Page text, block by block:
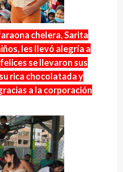
chelera, Sarita
les llevó alegría a
se llevaron sus
rica chocolatada y
a la corporación